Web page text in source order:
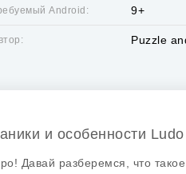
Android: 9+
Puzzle
и особенности
Давай разберемся, что такое